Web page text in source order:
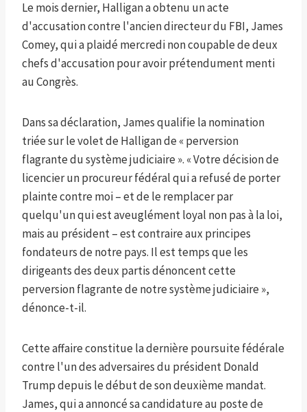
Le mois dernier, Halligan a obtenu un acte
d'accusation contre l'ancien directeur du FBI, James
Comey, qui a plaidé mercredi non coupable de deux
chefs d'accusation pour avoir prétendument menti
au Congrès.
Dans sa déclaration, James qualifie la nomination
triée sur le volet de Halligan de « perversion
flagrante du système judiciaire ». « Votre décision de
licencier un procureur fédéral qui a refusé de porter
plainte contre moi – et de le remplacer par
quelqu'un qui est aveuglément loyal non pas à la loi,
mais au président – ​​est contraire aux principes
fondateurs de notre pays. Il est temps que les
dirigeants des deux partis dénoncent cette
perversion flagrante de notre système judiciaire »,
dénonce-t-il.
Cette affaire constitue la dernière poursuite fédérale
contre l'un des adversaires du président Donald
Trump depuis le début de son deuxième mandat.
James, qui a annoncé sa candidature au poste de